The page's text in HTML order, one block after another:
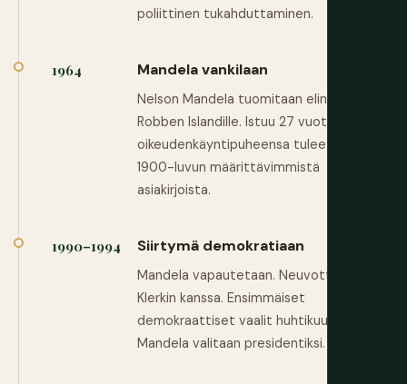
poliittinen tukahduttaminen.
1964 Mandela vankilaan
Nelson Mandela tuomitaan elinkautiseen
Robben Islandille. Istuu 27 vuotta. Hänen
oikeudenkäyntipuheensa tulee yhden
1900-luvun määrittävimmistä
asiakirjoista.
1990–1994 Siirtymä demokratiaan
Mandela vapautetaan. Neuvottelut de
Klerkin kanssa. Ensimmäiset
demokraattiset vaalit huhtikuussa 1994.
Mandela valitaan presidentiksi.